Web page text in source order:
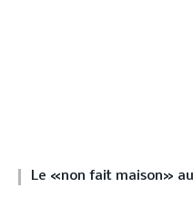
Le «non fait maison»